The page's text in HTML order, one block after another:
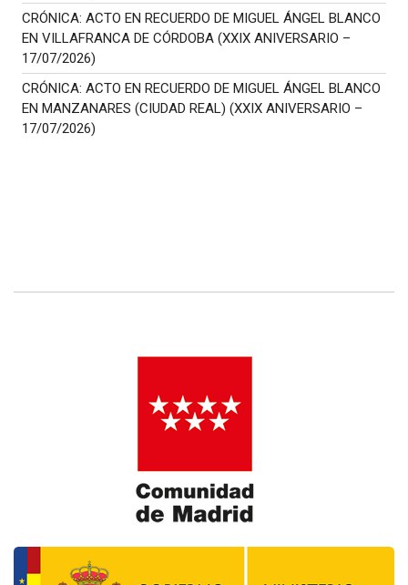
CRÓNICA: ACTO EN RECUERDO DE MIGUEL ÁNGEL BLANCO
EN VILLAFRANCA DE CÓRDOBA (XXIX ANIVERSARIO –
17/07/2026)
CRÓNICA: ACTO EN RECUERDO DE MIGUEL ÁNGEL BLANCO
EN MANZANARES (CIUDAD REAL) (XXIX ANIVERSARIO –
17/07/2026)